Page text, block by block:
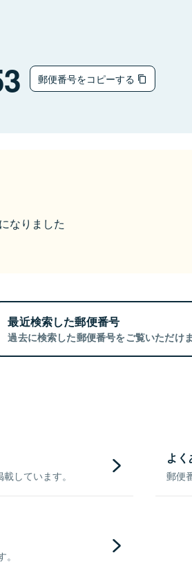
郵便番号をコピーする
なりました
最近検索した郵便番号
過去に検索した郵便番号をご覧いただけま
しています。
よ
郵便